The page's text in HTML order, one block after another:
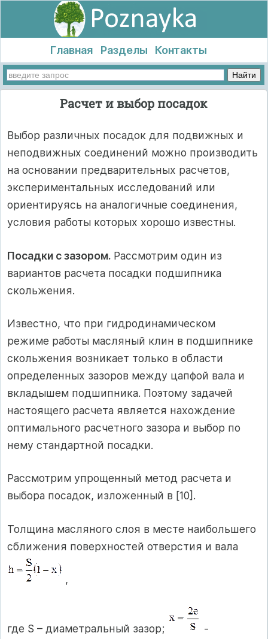
Главная Разделы Контакты
Расчет и выбор посадок
Выбор различных посадок для подвижных и
неподвижных соединений можно производить
на основании предварительных расчетов,
экспериментальных исследований или
ориентируясь на аналогичные соединения,
условия работы которых хорошо известны.
Посадки с зазором. Рассмотрим один из
вариантов расчета посадки подшипника
скольжения.
Известно, что при гидродинамическом
режиме работы масляный клин в подшипнике
скольжения возникает только в области
определенных зазоров между цапфой вала и
вкладышем подшипника. Поэтому задачей
настоящего расчета является нахождение
оптимального расчетного зазора и выбор по
нему стандартной посадки.
Рассмотрим упрощенный метод расчета и
выбора посадок, изложенный в [10].
Толщина масляного слоя в месте наибольшего
сближения поверхностей отверстия и вала
,
где S – диаметральный зазор;
-